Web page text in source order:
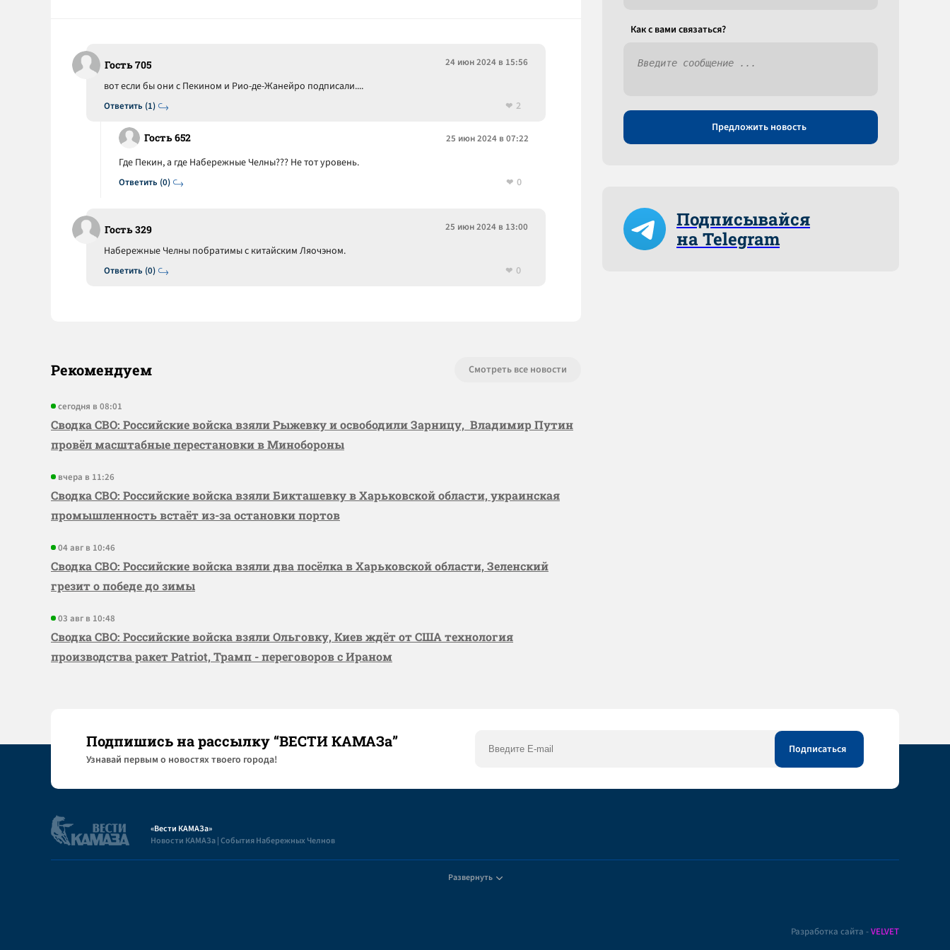
Гость 705 24 июн 2024 в 15:56
Ответить (1)
вот если бы они с Пекином и Рио-де-Жанейро подписали....
2
Гость 652 25 июн 2024 в 07:22
Ответить (0)
Где Пекин, а где Набережные Челны??? Не тот уровень.
0
Гость 329 25 июн 2024 в 13:00
Ответить (0)
Набережные Челны побратимы с китайским Ляочэном.
0
Рекомендуем Смотреть все новости
сегодня в 08:01
Сводка СВО: Российские войска взяли Рыжевку и освободили Зарницу, Владимир Путин
провёл масштабные перестановки в Минобороны
вчера в 11:26
Сводка СВО: Российские войска взяли Бикташевку в Харьковской области, украинская
промышленность встаёт из-за остановки портов
04 авг в 10:46
Сводка СВО: Российские войска взяли два посёлка в Харьковской области, Зеленский
грезит о победе до зимы
03 авг в 10:48
Сводка СВО: Российские войска взяли Ольговку, Киев ждёт от США технология
производства ракет Patriot, Трамп - переговоров с Ираном
Как c вами связаться?
Предложить новость
Подписывайся
на Telegram
Подпишись на рассылку “ВЕСТИ КАМАЗа”
Узнaвай первым о новостях твоего города!
«Вести КАМАЗа»
Новости КАМАЗа | События Набережных Челнов
Развернуть
Разработка сайта -VELVET